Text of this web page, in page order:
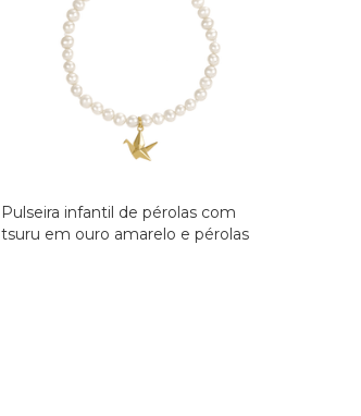
Pulseira infantil de pérolas com
tsuru em ouro amarelo e pérolas